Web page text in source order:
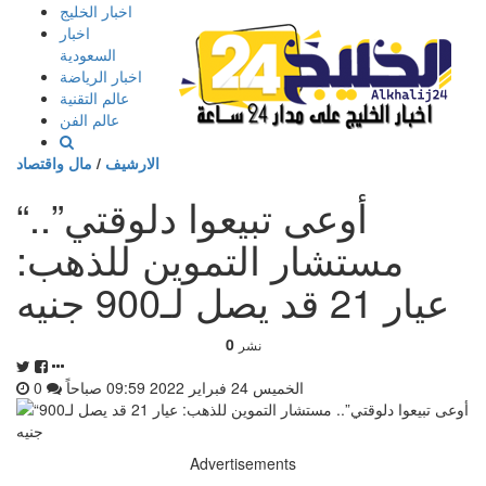
إذهب
المحتوى
اخبار الخليج
اخبار
السعودية
اخبار الرياضة
عالم التقنية
عالم الفن
الارشيف / مال واقتصاد
“أوعى تبيعوا دلوقتي”..
مستشار التموين للذهب:
عيار 21 قد يصل لـ900 جنيه
0 نشر
الخميس 24 فبراير 2022 09:59 صباحاً
Advertisements